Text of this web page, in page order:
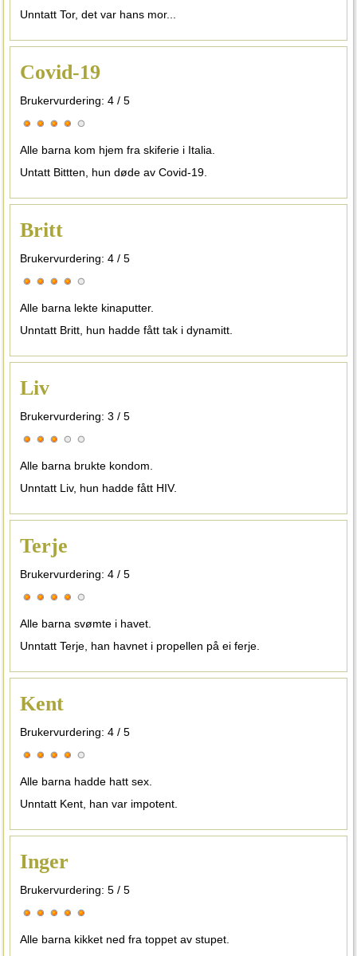
Unntatt Tor, det var hans mor...
Covid-19
Brukervurdering:4 /5
Alle barna kom hjem fra skiferie i Italia.
Untatt Bittten, hun døde av Covid-19.
Britt
Brukervurdering:4 /5
Alle barna lekte kinaputter.
Unntatt Britt, hun hadde fått tak i dynamitt.
Liv
Brukervurdering:3 /5
Alle barna brukte kondom.
Unntatt Liv, hun hadde fått HIV.
Terje
Brukervurdering:4 /5
Alle barna svømte i havet.
Unntatt Terje, han havnet i propellen på ei ferje.
Kent
Brukervurdering:4 /5
Alle barna hadde hatt sex.
Unntatt Kent, han var impotent.
Inger
Brukervurdering:5 /5
Alle barna kikket ned fra toppet av stupet.